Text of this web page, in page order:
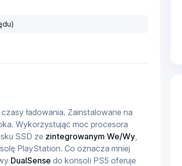
czasy ładowania. Zainstalowane na
Wykorzystując moc procesora
SSD ze zintegrowanym We/Wy,
PlayStation. Co oznacza mniej
DualSense do konsoli PS5 oferuje